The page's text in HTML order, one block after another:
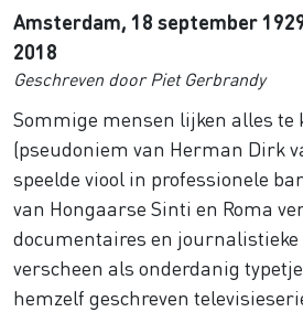
Amsterdam, 18 september
2018
Geschreven door Piet Gerbrandy
Sommige mensen lijken alles te
(pseudoniem van Herman Dirk
speelde viool in professionele
van Hongaarse Sinti en Roma
documentaires en journalistieke
verscheen als onderdanig
hemzelf geschreven